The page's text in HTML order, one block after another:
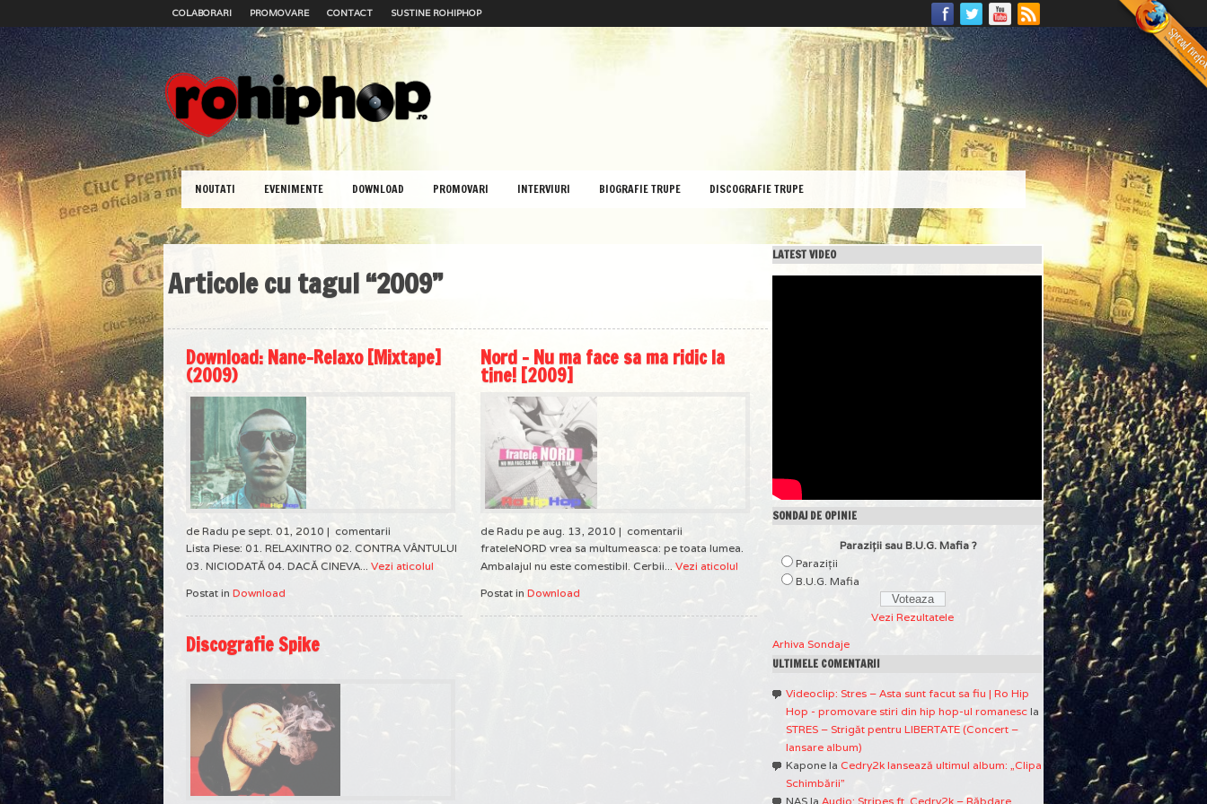
COLABORARI PROMOVARE CONTACT SUSTINE ROHIPHOP
NOUTATI EVENIMENTE DOWNLOAD PROMOVARI INTERVIURI BIOGRAFIE TRUPE DISCOGRAFIE TRUPE
Articole cu tagul “2009”
Download: Nane-Relaxo [Mixtape]
(2009)
de Radu pe sept. 01, 2010 | comentarii
Lista Piese: 01. RELAXINTRO 02. CONTRA VÂNTULUI
03. NICIODATĂ 04. DACĂ CINEVA... Vezi aticolul
Postat in Download
Nord – Nu ma face sa ma ridic la
tine! [2009]
de Radu pe aug. 13, 2010 | comentarii
frateleNORD vrea sa multumeasca: pe toata lumea.
Ambalajul nu este comestibil. Cerbii... Vezi aticolul
Postat in Download
Discografie Spike
LATEST VIDEO
SONDAJ DE OPINIE
Paraziţii sau B.U.G. Mafia ?
Paraziţii
B.U.G. Mafia
Vezi Rezultatele
Arhiva Sondaje
ULTIMELE COMENTARII
Videoclip: Stres – Asta sunt facut sa fiu | Ro Hip
Hop - promovare stiri din hip hop-ul romanesc la
STRES – Strigăt pentru LIBERTATE (Concert –
lansare album)
Kapone la Cedry2k lansează ultimul album: „Clipa
Schimbării”
NAS la Audio: Stripes ft. Cedry2k – Răbdare